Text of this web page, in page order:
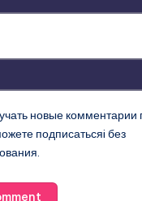
новые комментарии
подписатьсяi без